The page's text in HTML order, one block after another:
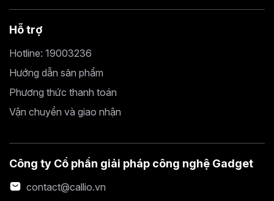
Hỗ trợ
Hotline: 19003236
Hướng dẫn sản phẩm
Phương thức thanh toán
Vận chuyển và giao nhận
Công ty Cổ phần giải pháp công nghệ Gadget
contact@callio.vn